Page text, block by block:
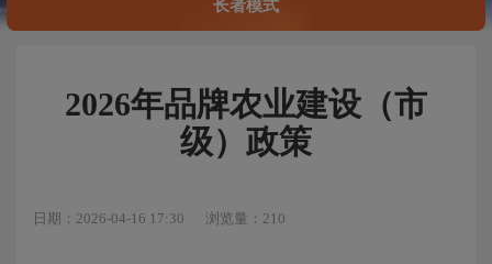
长者模式
2026年品牌农业建设（市
级）政策
日期：2026-04-16 17:30 浏览量：210